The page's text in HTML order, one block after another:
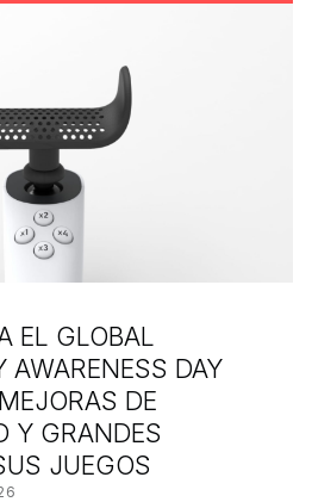
EL GLOBAL
AWARENESS DAY
DE
Y GRANDES
JUEGOS